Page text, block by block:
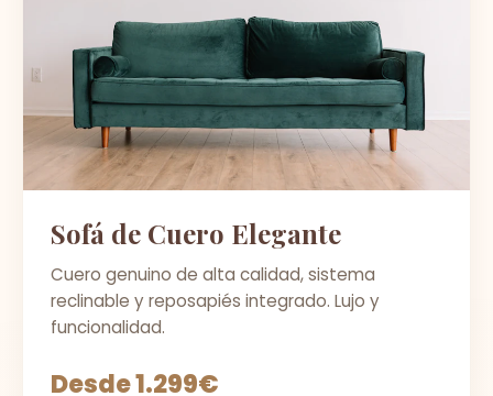
Sofá de Cuero Elegante
Cuero genuino de alta calidad, sistema
reclinable y reposapiés integrado. Lujo y
funcionalidad.
Desde 1.299€